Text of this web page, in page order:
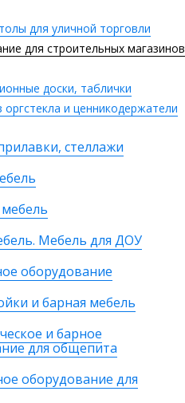
для уличной торговли
для строительных магазинов
доски, таблички
оргстекла и ценникодержатели
стеллажи
Мебель для ДОУ
оборудование
и барная мебель
и барное
для общепита
оборудование для